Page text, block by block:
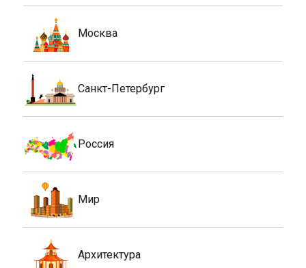
Москва
Санкт-Петербург
Россия
Мир
Архитектура